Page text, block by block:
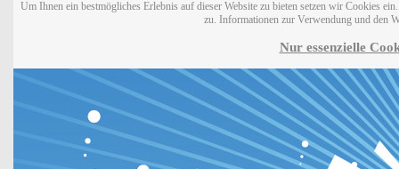
Um Ihnen ein bestmögliches Erlebnis auf dieser Website zu bieten setzen wir Cookies
zu. Informationen zur Verwendung und den
Nur essenzielle